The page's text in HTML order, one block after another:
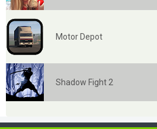
Motor Depot
Shadow Fight 2